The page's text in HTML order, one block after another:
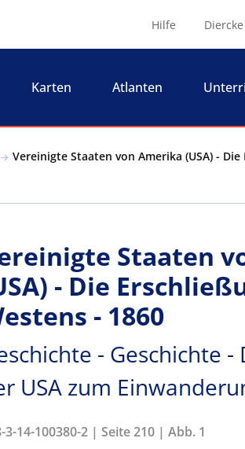
Hilfe
Karten Atlanten
Vereinigte Staaten von Amerika (USA) -
Staaten
- Die
- 1860
- Geschichte
USA zum
3-14-100380-2 | Seite 210 | Abb. 1